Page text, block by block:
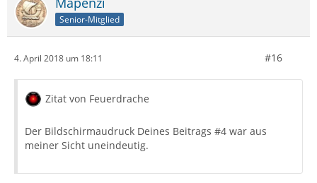
Senior-Mitglied
4. April 2018 um 18:11 #16
Zitat von Feuerdrache
Der Bildschirmaudruck Deines Beitrags #4 war aus
meiner Sicht uneindeutig.